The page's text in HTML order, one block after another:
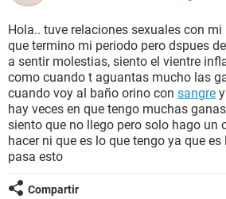
SEXUALIDAD
GLOSARIO
Hola.. tuve relaciones sexuales con
que termino mi periodo pero dspues
a sentir molestias, siento el vientre
como cuando t aguantas mucho las
cuando voy al baño orino con sangre
hay veces en que tengo muchas
siento que no llego pero solo hago un
hacer ni que es lo que tengo ya que
pasa esto
Compartir